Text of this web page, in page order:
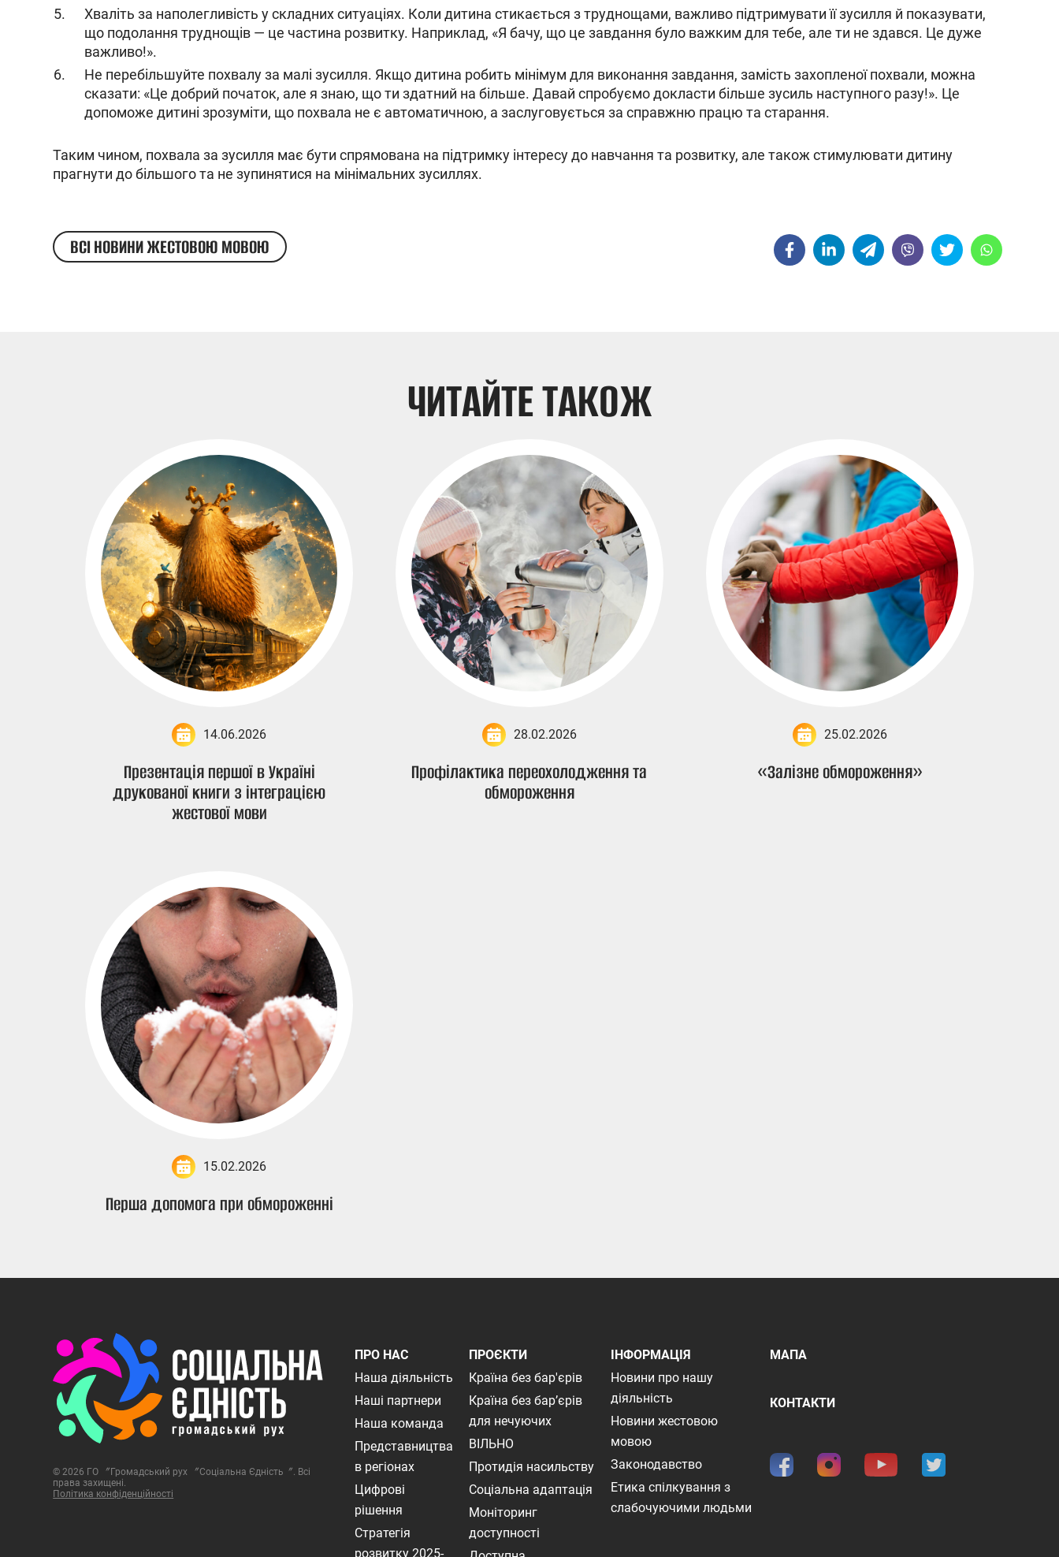
Хваліть за наполегливість у складних ситуаціях. Коли дитина стикається з труднощами, важливо підтримувати її зусилля й показувати,
що подолання труднощів — це частина розвитку. Наприклад, «Я бачу, що це завдання було важким для тебе, але ти не здався. Це дуже
важливо!».
Не перебільшуйте похвалу за малі зусилля. Якщо дитина робить мінімум для виконання завдання, замість захопленої похвали, можна
сказати: «Це добрий початок, але я знаю, що ти здатний на більше. Давай спробуємо докласти більше зусиль наступного разу!». Це
допоможе дитині зрозуміти, що похвала не є автоматичною, а заслуговується за справжню працю та старання.
Таким чином, похвала за зусилля має бути спрямована на підтримку інтересу до навчання та розвитку, але також стимулювати дитину
прагнути до більшого та не зупинятися на мінімальних зусиллях.
ВСІ НОВИНИ ЖЕСТОВОЮ МОВОЮ
ЧИТАЙТЕ ТАКОЖ
14.06.2026
Презентація першої в Україні
друкованої книги з інтеграцією
жестової мови
28.02.2026
Профілактика переохолодження та
обмороження
25.02.2026
«Залізне обмороження»
15.02.2026
Перша допомога при обмороженні
© 2026 ГО 〞Громадський рух 〞Соціальна Єдність〞. Всі
права захищені.
Політика конфіденційності
ПРО НАС
Наша діяльність
Наші партнери
Наша команда
Представництва
в регіонах
Цифрові
рішення
Стратегія
розвитку 2025-
ПРОЄКТИ
Країна без бар'єрів
Країна без бар’єрів
для нечуючих
ВІЛЬНО
Протидія насильству
Соціальна адаптація
Моніторинг
доступності
ІНФОРМАЦІЯ
Новини про нашу
діяльність
Новини жестовою
мовою
Законодавство
Етика спілкування з
слабочуючими людьми
МАПА
КОНТАКТИ